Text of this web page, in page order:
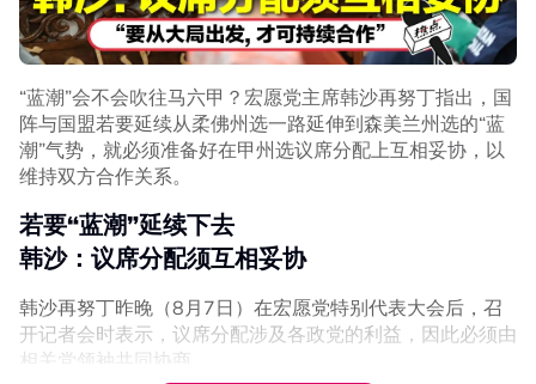
分家的伊党及土团党。伊党主席哈迪阿旺昨天（8月7日）
宣布，土团党“自动退出国盟 ”；而土团党总秘书阿兹敏后来
驳斥相关言论，指哈迪无权决定党的去留。
►《热点 Hotspot》正式开通WhatsApp频道！
点击此处链接，现在就追踪我们的频道，让你不错过国内大
小事、网络热门话题、专题报道及时事评论。别忘记打开旁
边的小铃铛哦！
Related Topics
“蓝潮”会不会吹往马六甲？宏愿党主席韩沙再努丁指出，国
阵与国盟若要延续从柔佛州选一路延伸到森美兰州选的“蓝
潮”气势，就必须准备好在甲州选议席分配上互相妥协，以
维持双方合作关系。
若要“蓝潮”延续下去
韩沙：议席分配须互相妥协
韩沙再努丁昨晚（8月7日）在宏愿党特别代表大会后，召
开记者会时表示，议席分配涉及各政党的利益，因此必须由
相关党领袖共同协商。